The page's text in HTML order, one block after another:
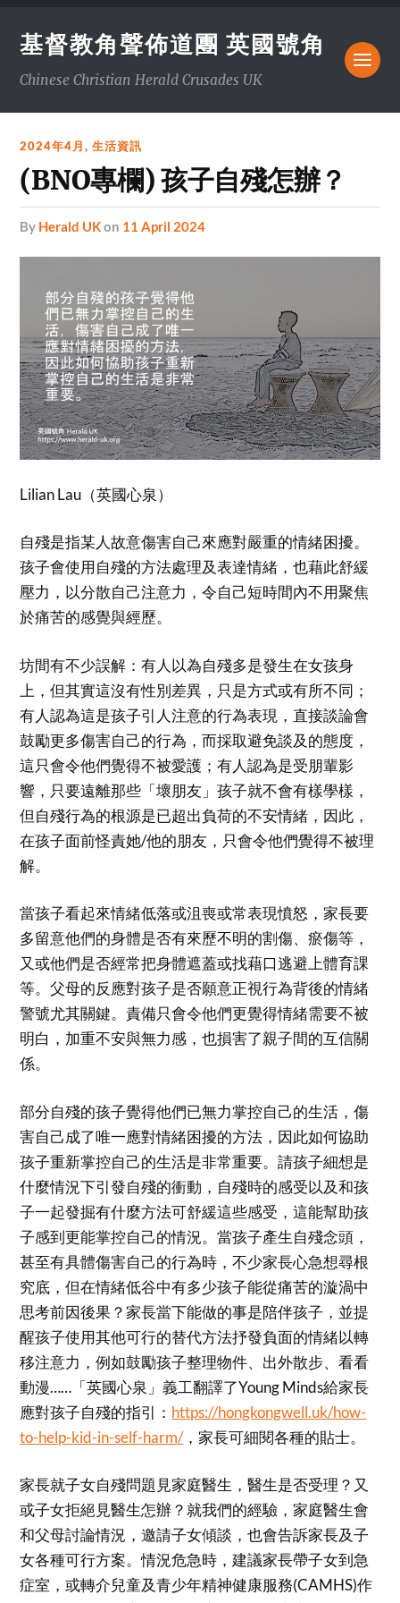
基督教角聲佈道團 英國號角
Chinese Christian Herald Crusades UK
2024年4月,生活資訊
(BNO專欄) 孩子自殘怎辦？
by Herald UKon 11 April 2024
Lilian Lau（英國心泉）
自殘是指某人故意傷害自己來應對嚴重的情緒困擾。
孩子會使用自殘的方法處理及表達情緒，也藉此舒緩
壓力，以分散自己注意力，令自己短時間內不用聚焦
於痛苦的感覺與經歷。
坊間有不少誤解：有人以為自殘多是發生在女孩身
上，但其實這沒有性別差異，只是方式或有所不同；
有人認為這是孩子引人注意的行為表現，直接談論會
鼓勵更多傷害自己的行為，而採取避免談及的態度，
這只會令他們覺得不被愛護；有人認為是受朋輩影
響，只要遠離那些「壞朋友」孩子就不會有樣學樣，
但自殘行為的根源是已超出負荷的不安情緒，因此，
在孩子面前怪責她/他的朋友，只會令他們覺得不被理
解。
當孩子看起來情緒低落或沮喪或常表現憤怒，家長要
多留意他們的身體是否有來歷不明的割傷、瘀傷等，
又或他們是否經常把身體遮蓋或找藉口逃避上體育課
等。父母的反應對孩子是否願意正視行為背後的情緒
警號尤其關鍵。責備只會令他們更覺得情緒需要不被
明白，加重不安與無力感，也損害了親子間的互信關
係。
部分自殘的孩子覺得他們已無力掌控自己的生活，傷
害自己成了唯一應對情緒困擾的方法，因此如何協助
孩子重新掌控自己的生活是非常重要。請孩子細想是
什麼情況下引發自殘的衝動，自殘時的感受以及和孩
子一起發掘有什麼方法可舒緩這些感受，這能幫助孩
子感到更能掌控自己的情況。當孩子產生自殘念頭，
甚至有具體傷害自己的行為時，不少家長心急想尋根
究底，但在情緒低谷中有多少孩子能從痛苦的漩渦中
思考前因後果？家長當下能做的事是陪伴孩子，並提
醒孩子使用其他可行的替代方法抒發負面的情緒以轉
移注意力，例如鼓勵孩子整理物件、出外散步、看看
動漫……「英國心泉」義工翻譯了Young Minds給家長
應對孩子自殘的指引： https://hongkongwell.uk/how-
to-help-kid-in-self-harm/，家長可細閱各種的貼士。
家長就子女自殘問題見家庭醫生，醫生是否受理？又
或子女拒絕見醫生怎辦？就我們的經驗，家庭醫生會
和父母討論情況，邀請子女傾談，也會告訴家長及子
女各種可行方案。情況危急時，建議家長帶子女到急
症室，或轉介兒童及青少年精神健康服務(CAMHS)作